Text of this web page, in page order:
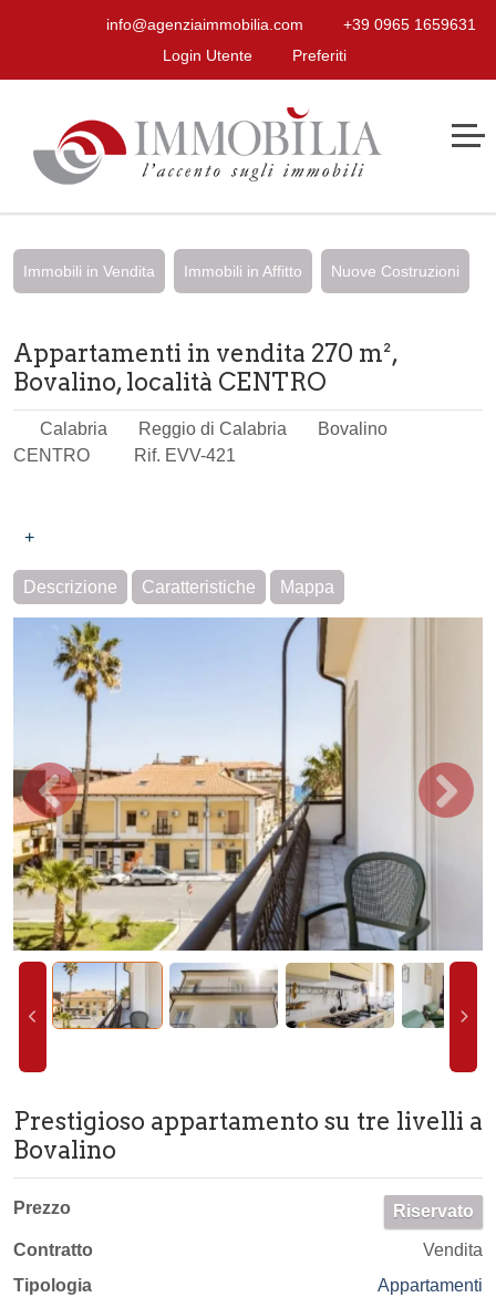
info@agenziaimmobilia.com
+39 0965 1659631
Login Utente
Preferiti
Immobili in Vendita Immobili in Affitto Nuove Costruzioni
Appartamenti in vendita 270 m²,
Bovalino, località CENTRO
Calabria Reggio di Calabria
Bovalino
CENTRO
Rif. EVV-421
+
Descrizione Caratteristiche Mappa
Prestigioso appartamento su tre livelli a
Bovalino
Prezzo Riservato
Contratto
Vendita
Tipologia
Appartamenti